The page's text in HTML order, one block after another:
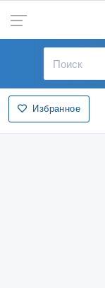
Избранное